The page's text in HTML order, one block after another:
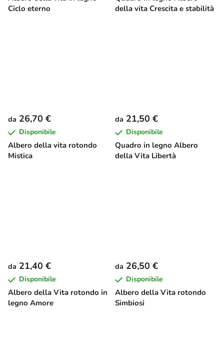
Ciclo eterno
della vita Crescita e stabilità
Albero della vita rotondo
Mistica
da 26,70 €
Disponibile
Quadro in legno Albero
della Vita Libertà
da 21,50 €
Disponibile
Albero della Vita rotondo in
legno Amore
da 21,40 €
Disponibile
Albero della Vita rotondo
Simbiosi
da 26,50 €
Disponibile